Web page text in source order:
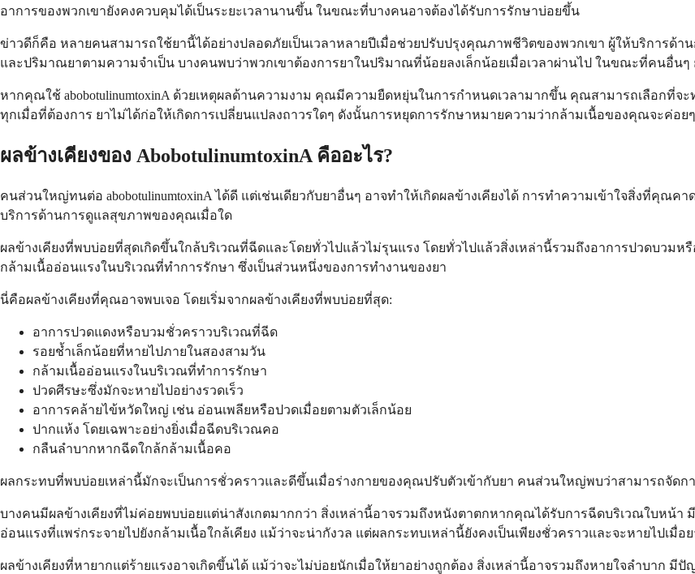
อาการของพวกเขายังคงควบคุมได้เป็นระยะเวลานานขึ้น ในขณะที่บางคนอาจต้องได้รับการรักษาบ่อยขึ้น
ข่าวดีก็คือ หลายคนสามารถใช้ยานี้ได้อย่างปลอดภัยเป็นเวลาหลายปีเมื่อช่วยปรับปรุงคุณภาพชีวิตของพวกเขา ผู้ให้บริการ
และปริมาณยาตามความจำเป็น บางคนพบว่าพวกเขาต้องการยาในปริมาณที่น้อยลงเล็กน้อยเมื่อเวลาผ่านไป ในขณะที่คนอื่นๆ
หากคุณใช้ abobotulinumtoxinA ด้วยเหตุผลด้านความงาม คุณมีความยืดหยุ่นในการกำหนดเวลามากขึ้น คุณสามารถเลือกที่
ทุกเมื่อที่ต้องการ ยาไม่ได้ก่อให้เกิดการเปลี่ยนแปลงถาวรใดๆ ดังนั้นการหยุดการรักษาหมายความว่ากล้ามเนื้อของคุณจะค่อย
ผลข้างเคียงของ AbobotulinumtoxinA คืออะไร?
คนส่วนใหญ่ทนต่อ abobotulinumtoxinA ได้ดี แต่เช่นเดียวกับยาอื่นๆ อาจทำให้เกิดผลข้างเคียงได้ การทำความเข้าใจสิ่งที่คุ
บริการด้านการดูแลสุขภาพของคุณเมื่อใด
ผลข้างเคียงที่พบบ่อยที่สุดเกิดขึ้นใกล้บริเวณที่ฉีดและโดยทั่วไปแล้วไม่รุนแรง โดยทั่วไปแล้วสิ่งเหล่านี้รวมถึงอาการปวดบว
กล้ามเนื้ออ่อนแรงในบริเวณที่ทำการรักษา ซึ่งเป็นส่วนหนึ่งของการทำงานของยา
นี่คือผลข้างเคียงที่คุณอาจพบเจอ โดยเริ่มจากผลข้างเคียงที่พบบ่อยที่สุด:
อาการปวดแดงหรือบวมชั่วคราวบริเวณที่ฉีด
รอยช้ำเล็กน้อยที่หายไปภายในสองสามวัน
กล้ามเนื้ออ่อนแรงในบริเวณที่ทำการรักษา
ปวดศีรษะซึ่งมักจะหายไปอย่างรวดเร็ว
อาการคล้ายไข้หวัดใหญ่ เช่น อ่อนเพลียหรือปวดเมื่อยตามตัวเล็กน้อย
ปากแห้ง โดยเฉพาะอย่างยิ่งเมื่อฉีดบริเวณคอ
กลืนลำบากหากฉีดใกล้กล้ามเนื้อคอ
ผลกระทบที่พบบ่อยเหล่านี้มักจะเป็นการชั่วคราวและดีขึ้นเมื่อร่างกายของคุณปรับตัวเข้ากับยา คนส่วนใหญ่พบว่าสามารถจัดก
บางคนมีผลข้างเคียงที่ไม่ค่อยพบบ่อยแต่น่าสังเกตมากกว่า สิ่งเหล่านี้อาจรวมถึงหนังตาตกหากคุณได้รับการฉีดบริเวณใบหน้
อ่อนแรงที่แพร่กระจายไปยังกล้ามเนื้อใกล้เคียง แม้ว่าจะน่ากังวล แต่ผลกระทบเหล่านี้ยังคงเป็นเพียงชั่วคราวและจะหายไปเมื่อ
ผลข้างเคียงที่หายากแต่ร้ายแรงอาจเกิดขึ้นได้ แม้ว่าจะไม่บ่อยนักเมื่อให้ยาอย่างถูกต้อง สิ่งเหล่านี้อาจรวมถึงหายใจลำบาก